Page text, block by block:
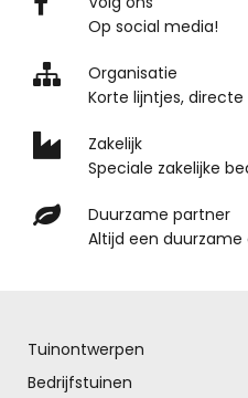
Op social media!
Organisatie
Korte lijntjes,
Zakelijk
Speciale zakelijke
Duurzame partner
Altijd een duurzame
Tuinontwerpen
Bedrijfstuinen